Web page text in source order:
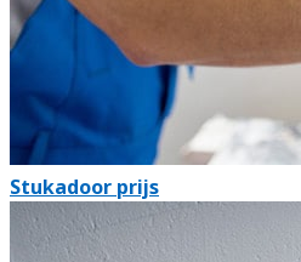
Stukadoor prijs